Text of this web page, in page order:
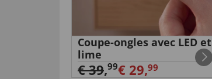
Coupe-ongles avec LED et
lime
€ 39,99€ 29,99